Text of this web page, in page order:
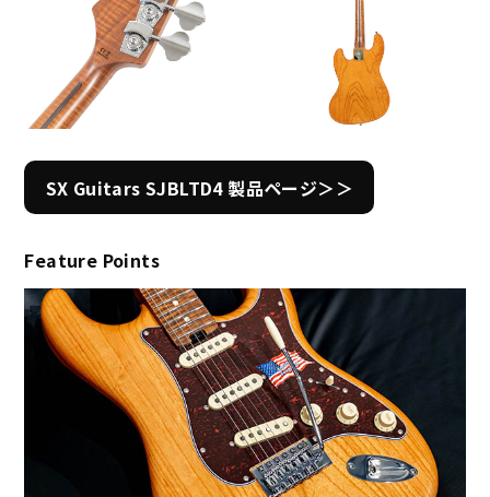
SX Guitars SJBLTD4 製品ページ＞＞
Feature Points